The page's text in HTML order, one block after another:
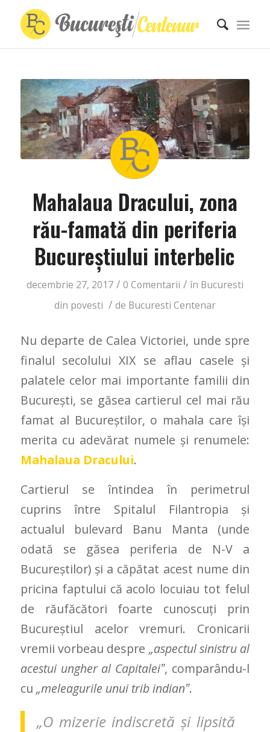
Mahalaua Dracului, zona
rău-famată din periferia
Bucureştiului interbelic
decembrie 27, 2017 / 0 Comentarii / în Bucuresti
din povesti / de Bucuresti Centenar
Nu departe de Calea Victoriei, unde spre
finalul secolului XIX se aflau casele şi
palatele celor mai importante familii din
Bucureşti, se găsea cartierul cel mai rău
famat al Bucureștilor, o mahala care își
merita cu adevărat numele și renumele:
Mahalaua Dracului.
Cartierul se întindea în perimetrul
cuprins între Spitalul Filantropia şi
actualul bulevard Banu Manta (unde
odată se găsea periferia de N-V a
Bucureştilor) şi a căpătat acest nume din
pricina faptului că acolo locuiau tot felul
de răufăcători foarte cunoscuţi prin
Bucureştiul acelor vremuri. Cronicarii
vremii vorbeau despre „aspectul sinistru al
acestui ungher al Capitaleiˮ, comparându-l
cu „meleagurile unui trib indianˮ.
„O mizerie indiscretă și lipsită